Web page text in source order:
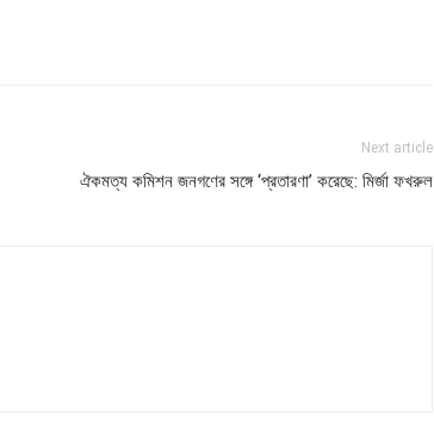
Next article
ঐকমত্য কমিশন জনগণের সঙ্গে ‘প্রতারণা’ করেছে: মির্জা ফখরুল